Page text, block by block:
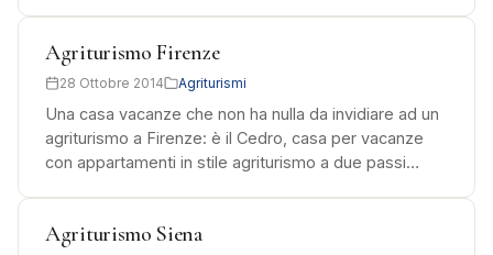
Agriturismo Firenze
28 Ottobre 2014 Agriturismi
Una casa vacanze che non ha nulla da invidiare ad un
agriturismo a Firenze: è il Cedro, casa per vacanze
con appartamenti in stile agriturismo a due passi…
Agriturismo Siena